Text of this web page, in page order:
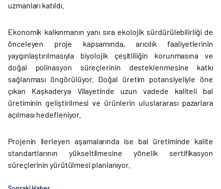
uzmanları katıldı.
Ekonomik kalkınmanın yanı sıra ekolojik sürdürülebilirliği de
önceleyen proje kapsamında, arıcılık faaliyetlerinin
yaygınlaştırılmasıyla biyolojik çeşitliliğin korunmasına ve
doğal polinasyon süreçlerinin desteklenmesine katkı
sağlanması öngörülüyor. Doğal üretim potansiyeliyle öne
çıkan Kaşkaderya Vilayetinde uzun vadede kaliteli bal
üretiminin geliştirilmesi ve ürünlerin uluslararası pazarlara
açılması hedefleniyor.
Projenin ilerleyen aşamalarında ise bal üretiminde kalite
standartlarının yükseltilmesine yönelik sertifikasyon
süreçlerinin yürütülmesi planlanıyor.